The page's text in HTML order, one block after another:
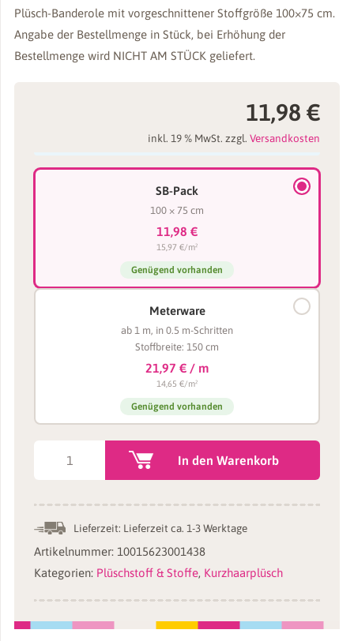
Plüsch-Banderole mit vorgeschnittener Stoffgröße 100×75 cm.
Angabe der Bestellmenge in Stück, bei Erhöhung der
Bestellmenge wird NICHT AM STÜCK geliefert.
11,98€
inkl. 19 % MwSt. zzgl.Versandkosten
SB-Pack
100 × 75 cm
11,98 €
15,97 €/m²
Genügend vorhanden
Meterware
ab 1 m, in 0.5 m-Schritten
Stoffbreite: 150 cm
21,97 € / m
14,65 €/m²
Genügend vorhanden
–
1,5
mm
SuperSoft
SHORTY
In den Warenkorb
Lieferzeit: Lieferzeit ca. 1-3 Werktage
Artikelnummer: 10015623001438
Kategorien: Plüschstoff & Stoffe, Kurzhaarplüsch